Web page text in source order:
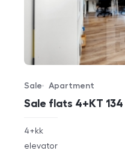
Sale flats 4+KT 134
Offer type
Sale
Property type
Apartment
rozměry
disposition
4+kk
funkce
elevator